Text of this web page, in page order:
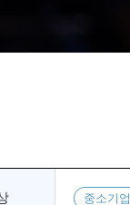
중소기업